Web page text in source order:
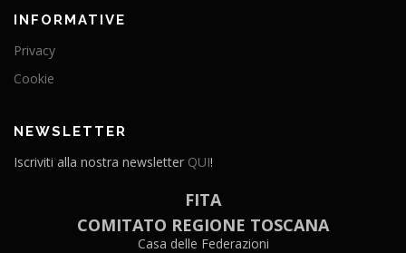
INFORMATIVE
Privacy
Cookie
NEWSLETTER
Iscriviti alla nostra newsletter QUI!
FITA
COMITATO REGIONE TOSCANA
Casa delle Federazioni